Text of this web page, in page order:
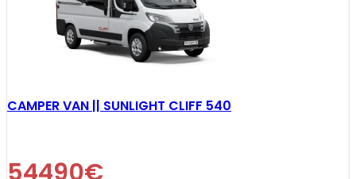
CAMPER VAN || SUNLIGHT CLIFF 540
54490€